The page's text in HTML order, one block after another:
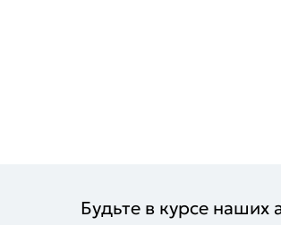
Будьте в курсе наших